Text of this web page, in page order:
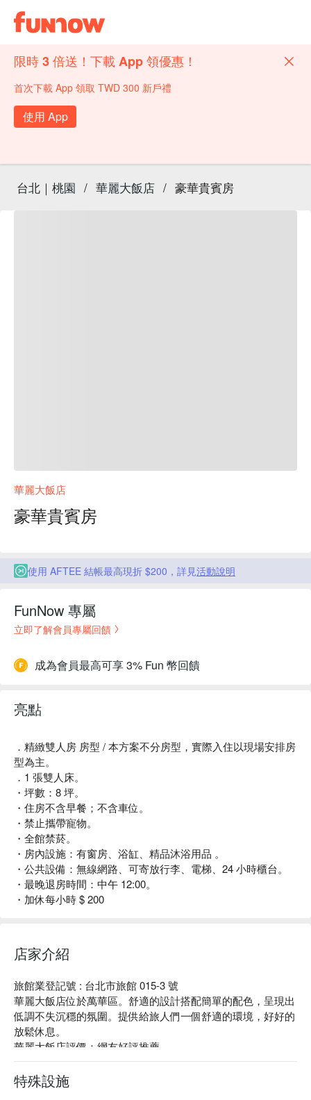
限時 3 倍送！下載 App 領優惠！
首次下載 App 領取 TWD 300 新戶禮
使用 App
台北｜桃園 / 華麗大飯店 / 豪華貴賓房
華麗大飯店
豪華貴賓房
使用 AFTEE 結帳最高現折 $200，詳見活動說明
FunNow 專屬
立即了解會員專屬回饋
成為會員最高可享 3% Fun 幣回饋
亮點
．精緻雙人房 房型 / 本方案不分房型，實際入住以現場安排房
型為主。
．1 張雙人床。
・坪數：8 坪。
・住房不含早餐；不含車位。
・禁止攜帶寵物。
・全館禁菸。
・房內設施：有窗房、浴缸、精品沐浴用品 。
・公共設備：無線網路、可寄放行李、電梯、24 小時櫃台。
・最晚退房時間：中午 12:00。
・加休每小時 $ 200
店家介紹
旅館業登記號 : 台北市旅館 015-3 號
華麗大飯店位於萬華區。舒適的設計搭配簡單的配色，呈現出
低調不失沉穩的氛圍。提供給旅人們一個舒適的環境，好好的
放鬆休息。
華麗大飯店評價：網友好評推薦。
華麗大飯店推薦：距離捷運西門站約 9 分鐘步行時間，提供24
小時接待櫃檯、自助洗衣、免費Wi-Fi等。
華麗大飯店優惠、華麗大飯店住宿方案、華麗大飯店休息方案
特殊設施